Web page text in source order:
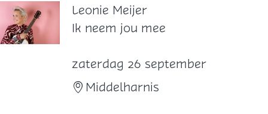
e
n
e
r
Leonie Meijer
L
o
n
Ik neem jou mee
zaterdag 26 september
Middelharnis